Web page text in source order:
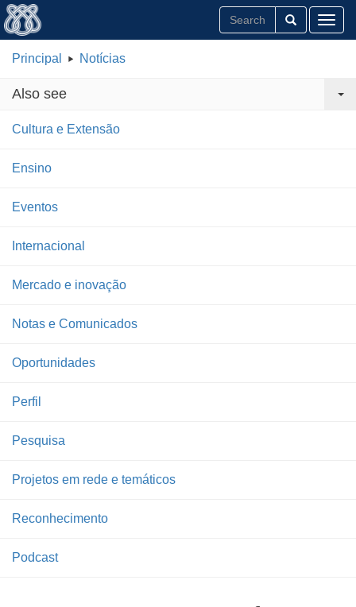
Principal Notícias
Also see
Cultura e Extensão
Ensino
Eventos
Internacional
Mercado e inovação
Notas e Comunicados
Oportunidades
Perfil
Pesquisa
Projetos em rede e temáticos
Reconhecimento
Podcast